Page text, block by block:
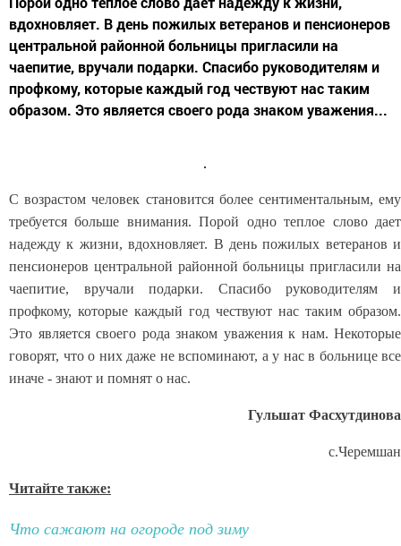
вдохновляет. В день пожилых ветеранов и пенсионеров
центральной районной больницы пригласили на
чаепитие, вручали подарки. Спасибо руководителям и
профкому, которые каждый год чествуют нас таким
образом. Это является своего рода знаком уважения...
С возрастом человек становится более сентиментальным, ему
требуется больше внимания. Порой одно теплое слово дает
надежду к жизни, вдохновляет. В день пожилых ветеранов и
пенсионеров центральной районной больницы пригласили на
чаепитие, вручали подарки. Спасибо руководителям и
профкому, которые каждый год чествуют нас таким образом.
Это является своего рода знаком уважения к нам. Некоторые
говорят, что о них даже не вспоминают, а у нас в больнице все
иначе - знают и помнят о нас.
Гульшат Фасхутдинова
с.Черемшан
Читайте также:
Что сажают на огороде под зиму